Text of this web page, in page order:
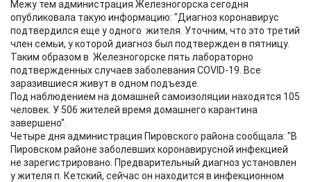
Межу тем администрация Железногорска сегодня
опубликовала такую информацию: "Диагноз коронавирус
подтвердился еще у одного жителя. Уточним, что это третий
член семьи, у которой диагноз был подтвержден в пятницу.
Таким образом в Железногорске пять лабораторно
подтвержденных случаев заболевания COVID-19. Все
заразившиеся живут в одном подъезде.
Под наблюдением на домашней самоизоляции находятся 105
человек. У 506 жителей время домашнего карантина
завершено".
Четыре дня администрация Пировского района сообщала: "В
Пировском районе заболевших коронавирусной инфекцией
не зарегистрировано. Предварительный диагноз установлен
у жителя п. Кетский, сейчас он находится в инфекционном